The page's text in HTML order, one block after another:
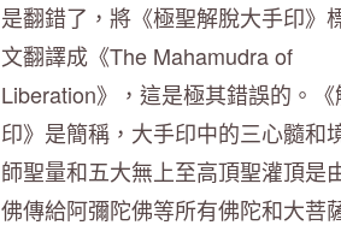
是翻錯了，將《極聖解脫大手印》
文翻譯成《The Mahamudra of
Liberation》，這是極其錯誤的。
印》是簡稱，大手印中的三心髓和
師聖量和五大無上至高頂聖灌頂是
佛傳給阿彌陀佛等所有佛陀和大菩